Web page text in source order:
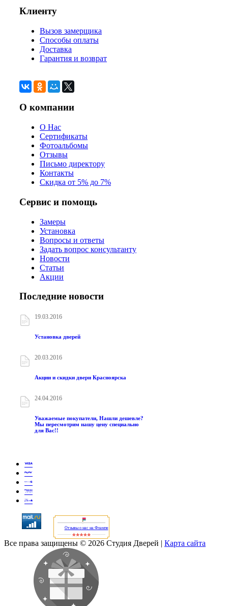
Клиенту
Вызов замерщика
Способы оплаты
Доставка
Гарантия и возврат
О компании
О Нас
Сертификаты
Фотоальбомы
Отзывы
Письмо директору
Контакты
Скидка от 5% до 7%
Сервис и помощь
Замеры
Установка
Вопросы и ответы
Задать вопрос консультанту
Новости
Статьи
Акции
Последние новости
19.03.2016
Установка дверей
20.03.2016
Акции и скидки двери Красноярска
24.04.2016
Уважаемые покупатели, Нашли дешевле?
Мы пересмотрим нашу цену специально
для Вас!!
Отзывы о нас на Флампе
Все права защищены © 2026 Студия Дверей | Карта сайта